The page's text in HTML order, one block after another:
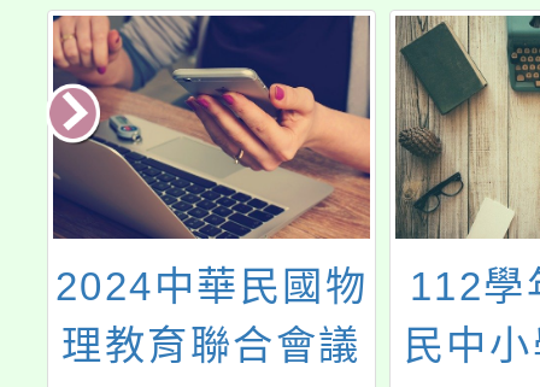
2024中華民國物
理教育聯合會議
112學
民中